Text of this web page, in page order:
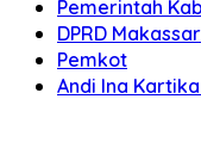
Pemerintah
DPRD Makassar
Pemkot
Andi Ina